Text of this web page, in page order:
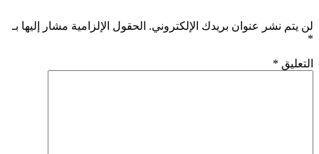
لن يتم نشر عنوان بريدك الإلكتروني. الحقول الإلزامية مشار إليها بـ
*
التعليق *